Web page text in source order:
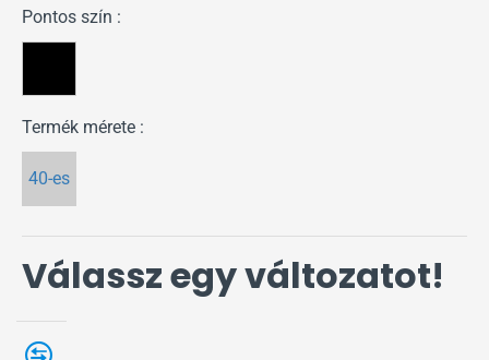
Pontos szín :
Termék mérete :
40-es
Válassz egy változatot!